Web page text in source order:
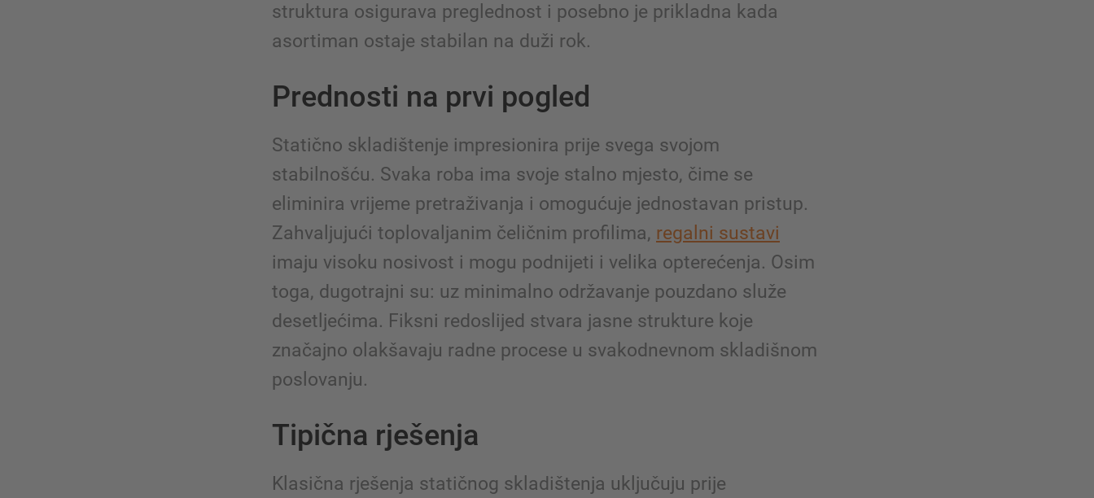
struktura osigurava preglednost i posebno je prikladna kada
asortiman ostaje stabilan na duži rok.
Prednosti na prvi pogled
Statično skladištenje impresionira prije svega svojom
stabilnošću. Svaka roba ima svoje stalno mjesto, čime se
eliminira vrijeme pretraživanja i omogućuje jednostavan pristup.
Zahvaljujući toplovaljanim čeličnim profilima, regalni sustavi
imaju visoku nosivost i mogu podnijeti i velika opterećenja. Osim
toga, dugotrajni su: uz minimalno održavanje pouzdano služe
desetljećima. Fiksni redoslijed stvara jasne strukture koje
značajno olakšavaju radne procese u svakodnevnom skladišnom
poslovanju.
Tipična rješenja
Klasična rješenja statičnog skladištenja uključuju prije